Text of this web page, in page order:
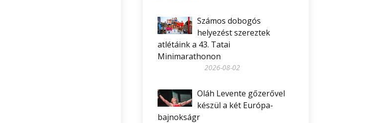
Számos dobogós
helyezést szereztek
atlétáink a 43. Tatai
Minimarathonon
2026-08-02
Oláh Levente gőzerővel
készül a két Európa-
bajnokságr